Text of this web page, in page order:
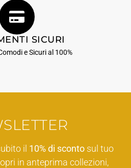
SICURI
e Sicuri al 100%
il 10% di scontosul tuo
in anteprima collezioni,